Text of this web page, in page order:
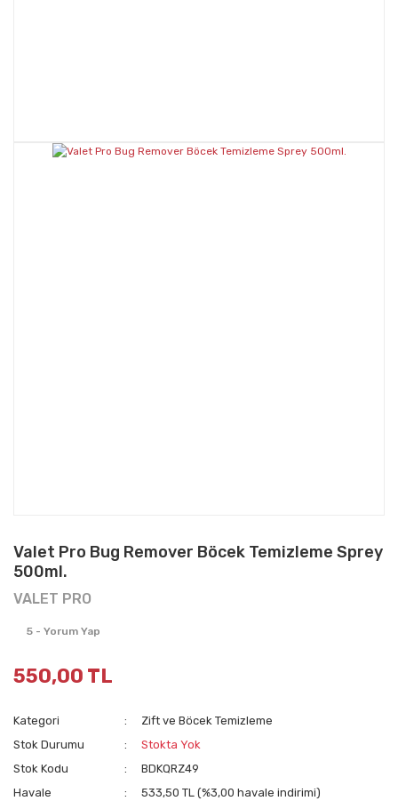
Valet Pro Bug Remover Böcek Temizleme Sprey
500ml.
VALET PRO
5 - Yorum Yap
550,00 TL
Kategori
Zift ve Böcek Temizleme
Stok Durumu
Stokta Yok
Stok Kodu
BDKQRZ49
Havale
533,50 TL (%3,00 havale indirimi)